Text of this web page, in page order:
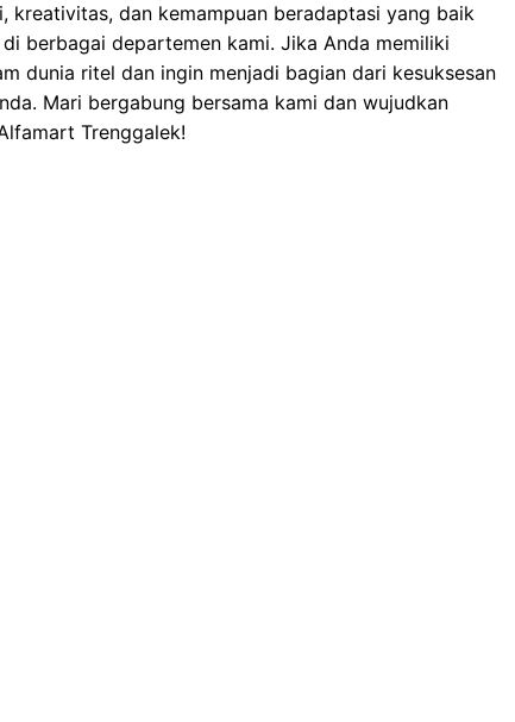
kreativitas, dan kemampuan beradaptasi yang baik
berbagai departemen kami. Jika Anda memiliki
dunia ritel dan ingin menjadi bagian dari kesuksesan
Mari bergabung bersama kami dan wujudkan
Trenggalek!